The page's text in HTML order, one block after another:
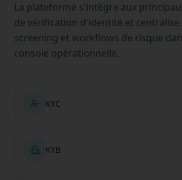
La plateforme s'intègre aux
de vérification d'identité et
screening et workflows de risque
console opérationnelle.
KYC
KYB